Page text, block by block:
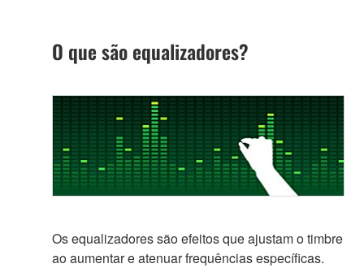
O que são equalizadores?
Os equalizadores são efeitos que ajustam o timbre
ao aumentar e atenuar frequências específicas.